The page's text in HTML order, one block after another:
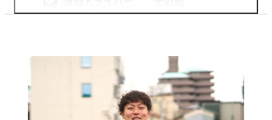
お知らせ